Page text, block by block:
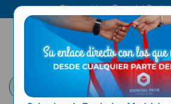
ENVIAR
HABANA